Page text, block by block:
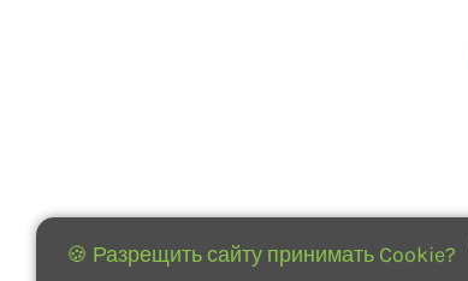
🍪 Разрещить сайту принимать Cookie?